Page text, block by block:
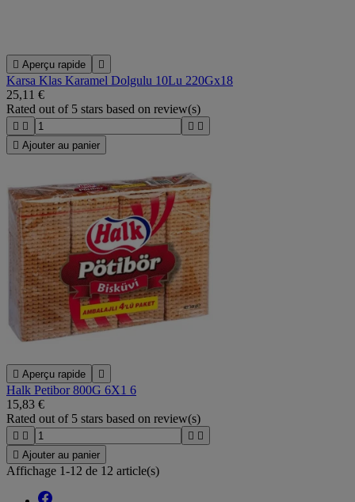
 Aperçu rapide 
Karsa Klas Karamel Dolgulu 10Lu 220Gx18
25,11 €
Rated out of 5 stars based on review(s)
   
 Ajouter au panier
 Aperçu rapide 
Halk Petibor 800G 6X1 6
15,83 €
Rated out of 5 stars based on review(s)
   
 Ajouter au panier
Affichage 1-12 de 12 article(s)